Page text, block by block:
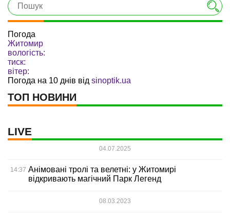
Погода
Житомир
вологість:
тиск:
вітер:
Погода на 10 днів від sinoptik.ua
ТОП НОВИНИ
LIVE
04.07.2025
14:37 Анімовані тролі та велетні: у Житомирі
відкривають магічний Парк Легенд
08.03.2023